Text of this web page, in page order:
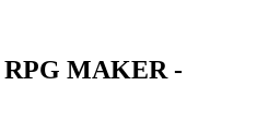
MAKER -